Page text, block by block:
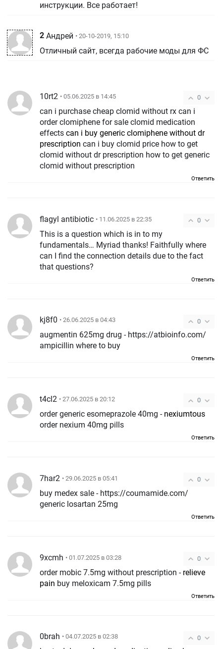
инструкции. Все работает!
2 Андрей • 20-10-2019, 15:10
Отличный сайт, всегда рабочие моды для ФС
0
10rt2 • 05.06.2025 в 14:45
can i purchase cheap clomid without rx can i
order clomiphene for sale clomid medication
effects can i buy generic clomiphene without dr
prescription can i buy clomid price how to get
clomid without dr prescription how to get generic
clomid without prescription
Ответить
0
flagyl antibiotic • 11.06.2025 в 22:35
This is a question which is in to my
fundamentals… Myriad thanks! Faithfully where
can I find the connection details due to the fact
that questions?
Ответить
0
kj8f0 • 26.06.2025 в 04:43
augmentin 625mg drug - https://atbioinfo.com/
ampicillin where to buy
Ответить
0
t4cl2 • 27.06.2025 в 20:12
order generic esomeprazole 40mg - nexiumtous
order nexium 40mg pills
Ответить
0
7har2 • 29.06.2025 в 05:41
buy medex sale - https://coumamide.com/
generic losartan 25mg
Ответить
0
9xcmh • 01.07.2025 в 03:28
order mobic 7.5mg without prescription - relieve
pain buy meloxicam 7.5mg pills
Ответить
0
0brah • 04.07.2025 в 02:38